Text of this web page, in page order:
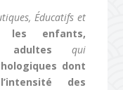
Éducatifs et
les enfants,
adultes qui
dont
des